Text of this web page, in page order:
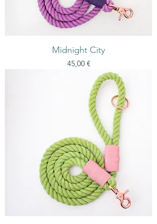
Midnight City
Preis
45,00 €